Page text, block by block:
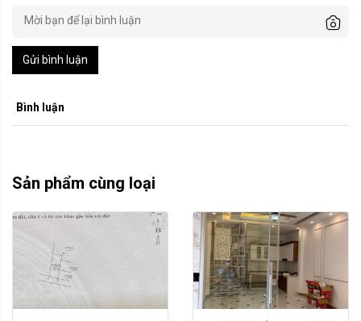
Gửi bình luận
Bình luận
Sản phẩm cùng loại